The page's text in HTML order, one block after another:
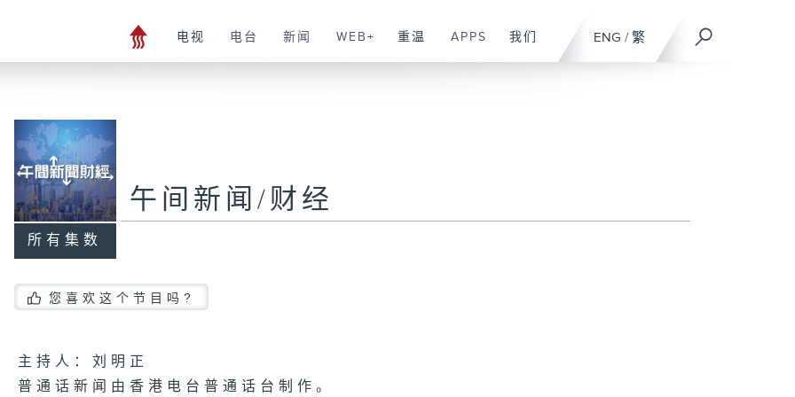
ENG / 繁
电视 电台 新闻 WEB+ 重温 APPS 我们
所有集数
午间新闻/财经
您喜欢这个节目吗?
主持人：刘明正
普通话新闻由香港电台普通话台制作。